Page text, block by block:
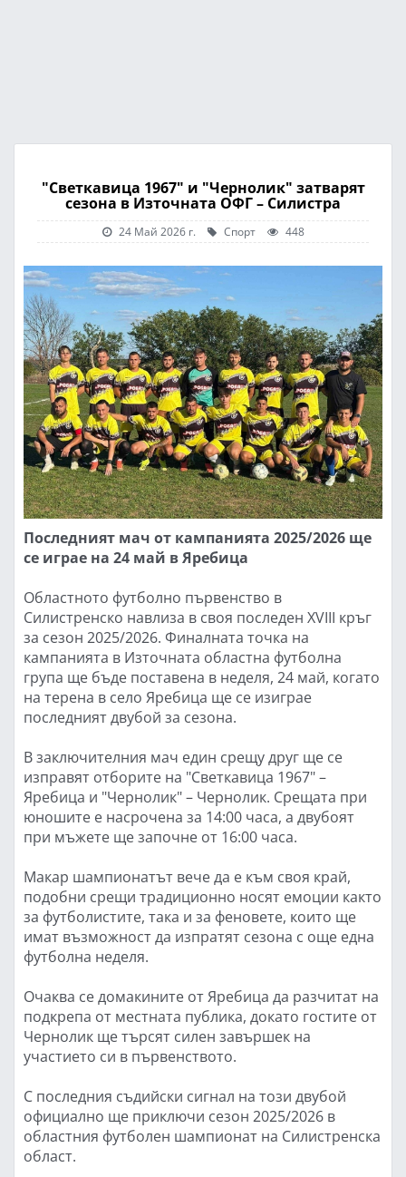
"Светкавица 1967" и "Чернолик" затварят
сезона в Източната ОФГ – Силистра
24 Май 2026 г. Спорт 448
Последният мач от кампанията 2025/2026 ще
се играе на 24 май в Яребица
Областното футболно първенство в
Силистренско навлиза в своя последен XVIII кръг
за сезон 2025/2026. Финалната точка на
кампанията в Източната областна футболна
група ще бъде поставена в неделя, 24 май, когато
на терена в село Яребица ще се изиграе
последният двубой за сезона.
В заключителния мач един срещу друг ще се
изправят отборите на "Светкавица 1967" –
Яребица и "Чернолик" – Чернолик. Срещата при
юношите е насрочена за 14:00 часа, а двубоят
при мъжете ще започне от 16:00 часа.
Макар шампионатът вече да е към своя край,
подобни срещи традиционно носят емоции както
за футболистите, така и за феновете, които ще
имат възможност да изпратят сезона с още една
футболна неделя.
Очаква се домакините от Яребица да разчитат на
подкрепа от местната публика, докато гостите от
Чернолик ще търсят силен завършек на
участието си в първенството.
С последния съдийски сигнал на този двубой
официално ще приключи сезон 2025/2026 в
областния футболен шампионат на Силистренска
област.